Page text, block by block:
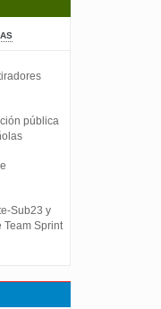
pública
Sub23 y
Team Sprint